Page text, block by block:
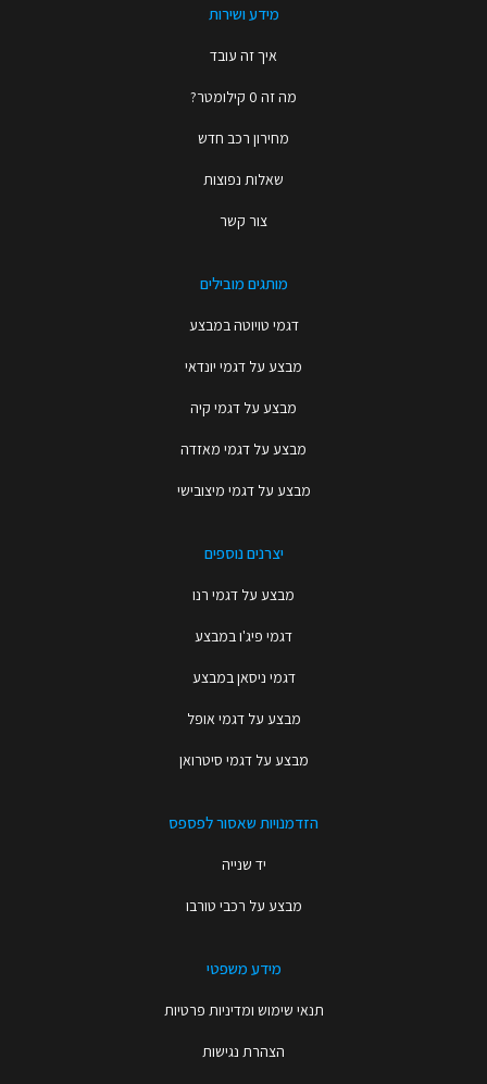
מידע ושירות
איך זה עובד
מה זה 0 קילומטר?
מחירון רכב חדש
שאלות נפוצות
צור קשר
מותגים מובילים
דגמי טויוטה במבצע
מבצע על דגמי יונדאי
מבצע על דגמי קיה
מבצע על דגמי מאזדה
מבצע על דגמי מיצובישי
יצרנים נוספים
מבצע על דגמי רנו
דגמי פיג'ו במבצע
דגמי ניסאן במבצע
מבצע על דגמי אופל
מבצע על דגמי סיטרואן
הזדמנויות שאסור לפספס
יד שנייה
מבצע על רכבי טורבו
מידע משפטי
תנאי שימוש ומדיניות פרטיות
הצהרת נגישות